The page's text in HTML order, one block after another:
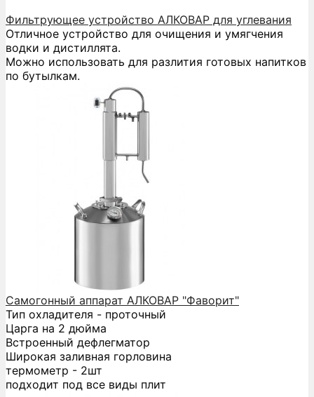
Фильтрующее устройство АЛКОВАР для углевания
Отличное устройство для очищения и умягчения
водки и дистиллята.
Можно использовать для разлития готовых напитков
по бутылкам.
Самогонный аппарат АЛКОВАР "Фаворит"
Тип охладителя - проточный
Царга на 2 дюйма
Встроенный дефлегматор
Широкая заливная горловина
термометр - 2шт
подходит под все виды плит